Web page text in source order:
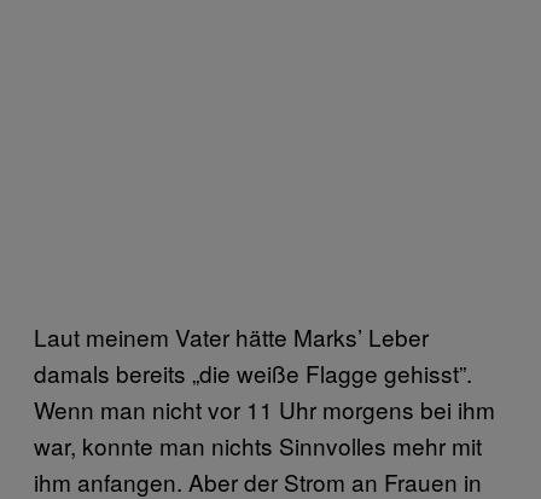
Laut meinem Vater hätte Marks’ Leber
damals bereits „die weiße Flagge gehisst”.
Wenn man nicht vor 11 Uhr morgens bei ihm
war, konnte man nichts Sinnvolles mehr mit
ihm anfangen. Aber der Strom an Frauen in